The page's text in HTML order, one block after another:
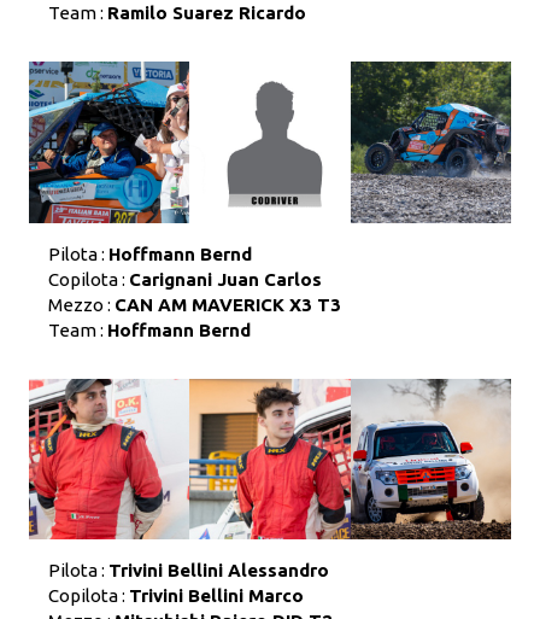
Team : Ramilo Suarez Ricardo
Pilota : Hoffmann Bernd
Copilota : Carignani Juan Carlos
Mezzo : CAN AM MAVERICK X3 T3
Team : Hoffmann Bernd
Pilota : Trivini Bellini Alessandro
Copilota : Trivini Bellini Marco